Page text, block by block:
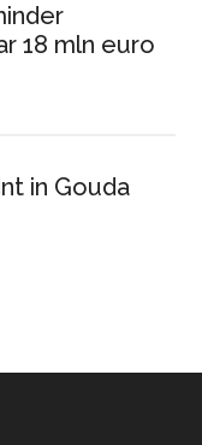
18 mln euro
in Gouda